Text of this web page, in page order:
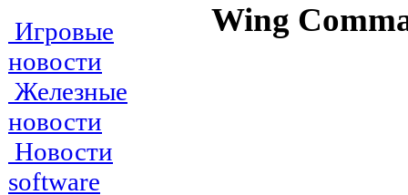
Игровые
новости
Железные
новости
Новости
software
Wing